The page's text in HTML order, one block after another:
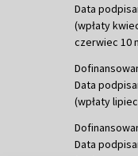
Data
(wpłaty
czerwiec 10
Data
(wpłaty
Data